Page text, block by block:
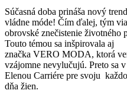
Súčasná doba prináša nový
vládne móde! Čím ďalej, tým
obrovské znečistenie životného
Touto témou sa inšpirovala aj
značka VERO MODA, ktorá
vzájomne nevylučujú. Preto sa
Elenou Carriére pre svoju
dňa žien.